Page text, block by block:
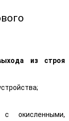
из строя
окисленными,